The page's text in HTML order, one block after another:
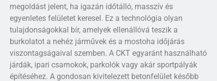
megoldást jelent, ha igazán időtálló, masszív és
egyenletes felületet keresel. Ez a technológia olyan
tulajdonságokkal bír, amelyek ellenállóvá teszik a
burkolatot a nehéz járművek és a mostoha időjárás
viszontagságaival szemben. A CKT egyaránt használható
járdák, ipari csarnokok, parkolók vagy akár sportpályák
építéséhez. A gondosan kivitelezett betonfelület később